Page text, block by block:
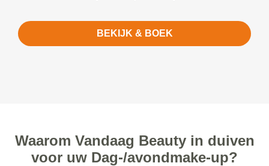
BEKIJK & BOEK
Waarom Vandaag Beauty in duiven
voor uw Dag-/avondmake-up?